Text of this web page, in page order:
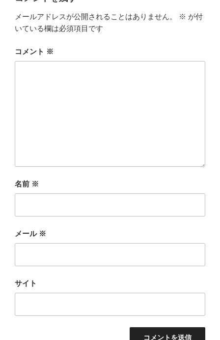
メールアドレスが公開されることはありません。 ※ が付
いている欄は必須項目です
コメント ※
名前 ※
メール ※
サイト